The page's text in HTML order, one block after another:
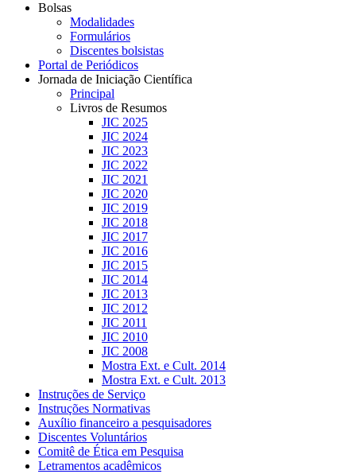
Bolsas
Modalidades
Formulários
Discentes bolsistas
Portal de Periódicos
Jornada de Iniciação Científica
Principal
Livros de Resumos
JIC 2025
JIC 2024
JIC 2023
JIC 2022
JIC 2021
JIC 2020
JIC 2019
JIC 2018
JIC 2017
JIC 2016
JIC 2015
JIC 2014
JIC 2013
JIC 2012
JIC 2011
JIC 2010
JIC 2008
Mostra Ext. e Cult. 2014
Mostra Ext. e Cult. 2013
Instruções de Serviço
Instruções Normativas
Auxílio financeiro a pesquisadores
Discentes Voluntários
Comitê de Ética em Pesquisa
Letramentos acadêmicos